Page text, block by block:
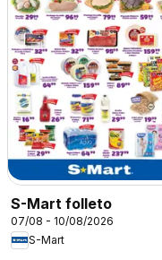
S-Mart folleto
07/08 - 10/08/2026
S-Mart